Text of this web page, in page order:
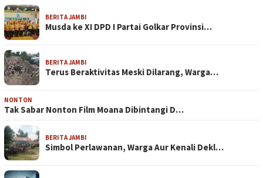
BERITA JAMBI
Musda ke XI DPD I Partai Golkar Provinsi…
BERITA JAMBI
Terus Beraktivitas Meski Dilarang, Warga…
NONTON
Tak Sabar Nonton Film Moana Dibintangi D…
BERITA JAMBI
Simbol Perlawanan, Warga Aur Kenali Dekl…